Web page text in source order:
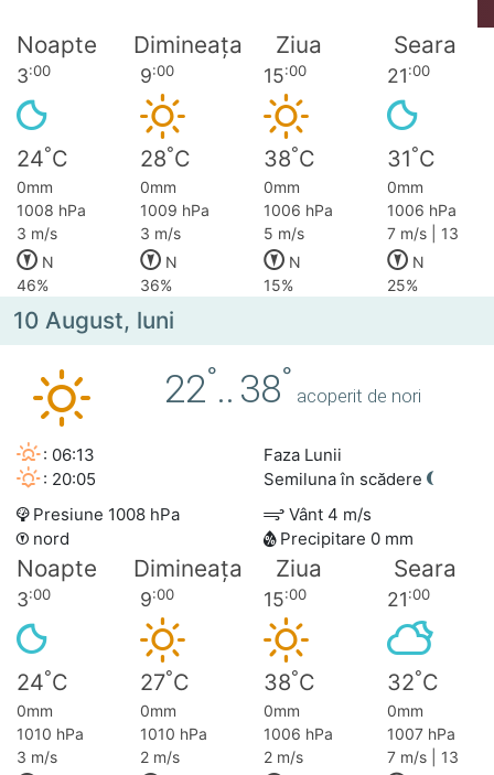
Noapte Dimineața Ziua Seara
3:00 9:00 15:00 21:00
24°C 28°C 38°C 31°C
0mm 0mm 0mm
0mm
1008 hPa
1009 hPa 1006 hPa
1006 hPa
3 m/s
3 m/s 5 m/s
7 m/s | 13
N
N N
N
46%
36% 15% 25%
10 August, luni
22°.. 38°
acoperit de nori
: 06:13
: 20:05
Faza Lunii
Semiluna în scădere
Presiune 1008 hPa
Vânt 4 m/s
nord
Precipitare 0 mm
Noapte Dimineața Ziua Seara
3:00 9:00 15:00 21:00
24°C 27°C 38°C 32°C
0mm 0mm 0mm
0mm
1010 hPa
1010 hPa 1006 hPa
1007 hPa
3 m/s
2 m/s 2 m/s
7 m/s | 13